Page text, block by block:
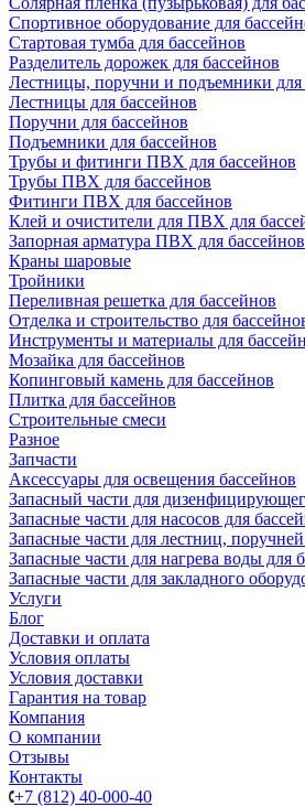
Спортивное оборудование для
Стартовая тумба для бассейнов
Разделитель дорожек для бассейнов
Лестницы, поручни и подъемники для
Лестницы для бассейнов
Поручни для бассейнов
Подъемники для бассейнов
Трубы и фитинги ПВХ для бассейнов
Трубы ПВХ для бассейнов
Фитинги ПВХ для бассейнов
Клей и очистители для ПВХ для
Запорная арматура ПВХ для бассейнов
Краны шаровые
Тройники
Переливная решетка для бассейнов
Отделка и строительство для
Инструменты и материалы для
Мозайка для бассейнов
Копинговый камень для бассейнов
Плитка для бассейнов
Строительные смеси
Разное
Запчасти
Аксессуары для освещения бассейнов
Запасный части для
Запасные части для насосов для
Запасные части для лестниц,
Запасные части для нагрева воды для
Запасные части для закладного
Услуги
Блог
Доставки и оплата
Условия оплаты
Условия доставки
Гарантия на товар
Компания
О компании
Отзывы
Контакты
+7 (812) 40-000-40